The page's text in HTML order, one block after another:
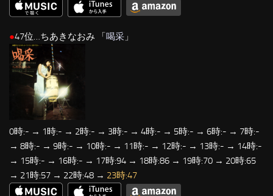
●47位…ちあきなおみ 「 喝采 」
0時:- → 1時:- → 2時:- → 3時:- → 4時:- → 5時:- → 6時:- → 7時:-
→ 8時:- → 9時:- → 10時:- → 11時:- → 12時:- → 13時:- → 14時:-
→ 15時:- → 16時:- → 17時:94 → 18時:86 → 19時:70 → 20時:65
→ 21時:57 → 22時:48 → 23時:47